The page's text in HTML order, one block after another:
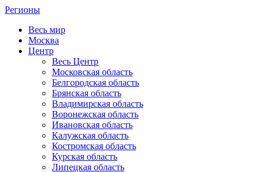
Регионы
Весь мир
Москва
Центр
Весь Центр
Московская область
Белгородская область
Брянская область
Владимирская область
Воронежская область
Ивановская область
Калужская область
Костромская область
Курская область
Липецкая область